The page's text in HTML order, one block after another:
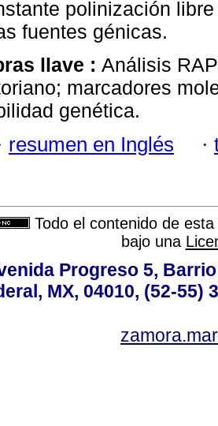
polinización
fuentes génicas.
llave : Análisis
marcadores
genética.
resumen en Inglés ·
Todo el contenido de
bajo una
Progreso 5,
MX, 04010, (52-55)